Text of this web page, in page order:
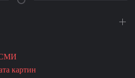
СМИ
картин